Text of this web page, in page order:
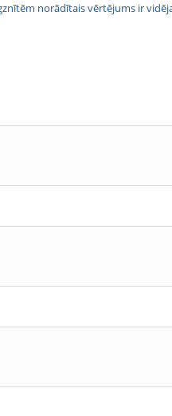
norādītais vērtējums ir